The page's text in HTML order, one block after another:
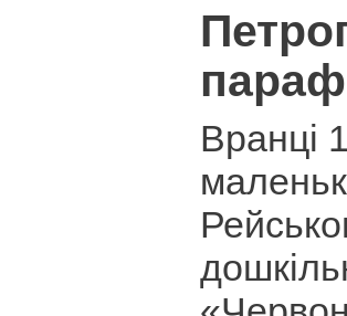
Вранці